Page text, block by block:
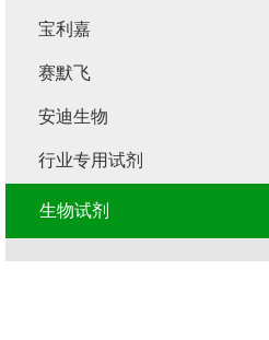
宝利嘉
赛默飞
安迪生物
行业专用试剂
生物试剂